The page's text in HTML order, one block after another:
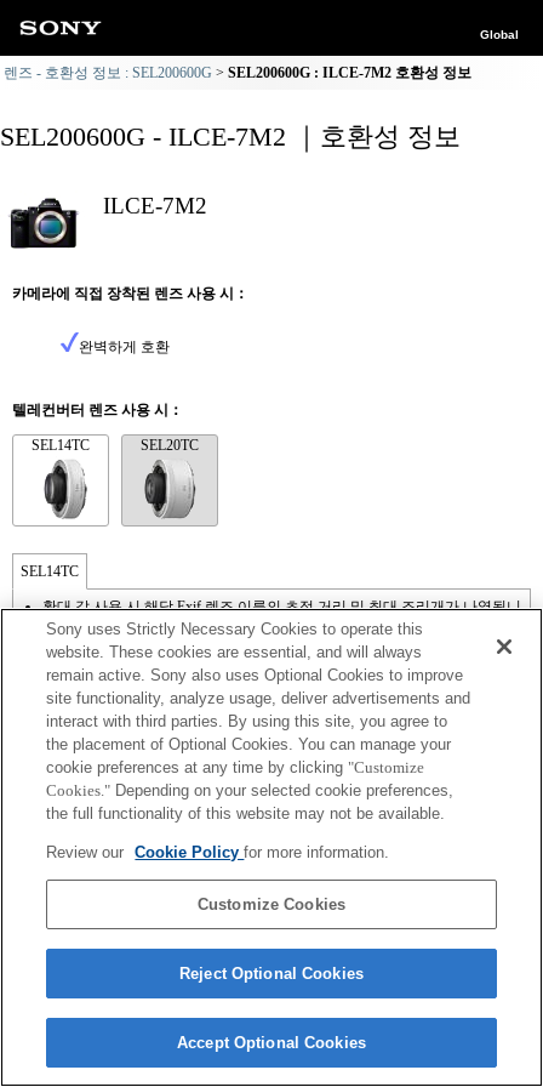
Global
렌즈 - 호환성 정보 : SEL200600G SEL200600G : ILCE-7M2 호환성 정보
SEL200600G - ILCE-7M2 ｜호환성 정보
ILCE-7M2
카메라에 직접 장착된 렌즈 사용 시：
완벽하게 호환
텔레컨버터 렌즈 사용 시：
SEL14TC SEL20TC
SEL14TC
확대 값 사용 시 해당 Exif 렌즈 이름의 초점 거리 및 최대 조리개가 나열됩니
다. 그러나, 확대 값과 조리개 값을 곱한 값이 10 이상일 경우 올바르게 표시되
지 않습니다. 카메라 시스템 소프트웨어를 3.10 이상으로 업데이트하면 텔레
컨버터 이름과 함께 렌즈 이름도 나열됩니다.
최대 조리개 값 F9 이상의 초점 거리에서는 상면 위상차 AF를 사용할 수 없으
므로 콘트라스트 AF가 작동합니다.
Terms of Use Contact Us
Sony uses Strictly Necessary Cookies to operate this
website. These cookies are essential, and will always
remain active. Sony also uses Optional Cookies to improve
site functionality, analyze usage, deliver advertisements and
interact with third parties. By using this site, you agree to
the placement of Optional Cookies. You can manage your
cookie preferences at any time by clicking "Customize
Cookies." Depending on your selected cookie preferences,
the full functionality of this website may not be available.
Review our Cookie Policyfor more information.
Customize Cookies
Reject Optional Cookies
Accept Optional Cookies